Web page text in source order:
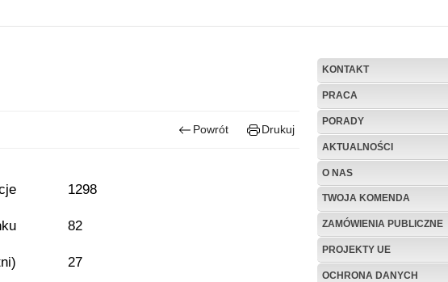
Powrót Drukuj
1298
82
27
KONTAKT
PRACA
PORADY
AKTUALNOŚCI
O NAS
TWOJA KOMENDA
ZAMÓWIENIA PUBLICZNE
PROJEKTY UE
OCHRONA DANYCH